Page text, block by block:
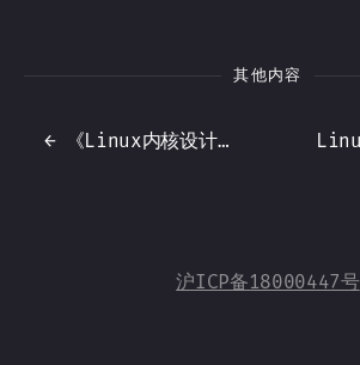
其他内容
← 《Linux内核设计与实现》笔记2 - 从内核出发
沪ICP备18000447号